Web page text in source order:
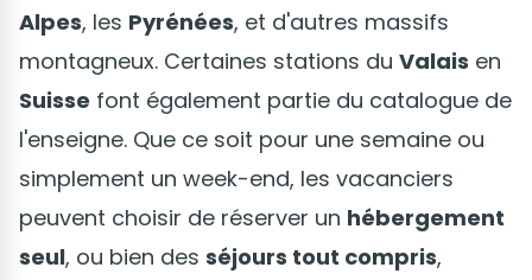
Alpes, les Pyrénées, et d'autres massifs
montagneux. Certaines stations du Valais en
Suisse font également partie du catalogue de
l'enseigne. Que ce soit pour une semaine ou
simplement un week-end, les vacanciers
peuvent choisir de réserver un hébergement
seul, ou bien des séjours tout compris,